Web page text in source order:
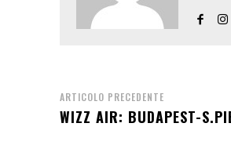
ARTICOLO PRECEDENTE
WIZZ AIR: BUDAPEST-